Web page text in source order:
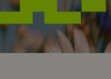
Подробнее